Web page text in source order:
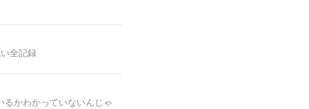
全記録
かわかっていないんじゃ